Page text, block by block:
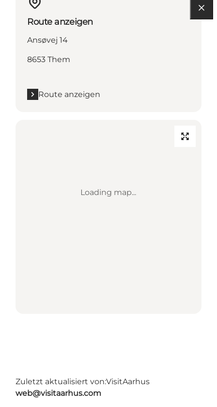
Route anzeigen
Ansøvej 14
8653 Them
Route anzeigen
Loading map...
Zuletzt aktualisiert von:VisitAarhus
web@visitaarhus.com